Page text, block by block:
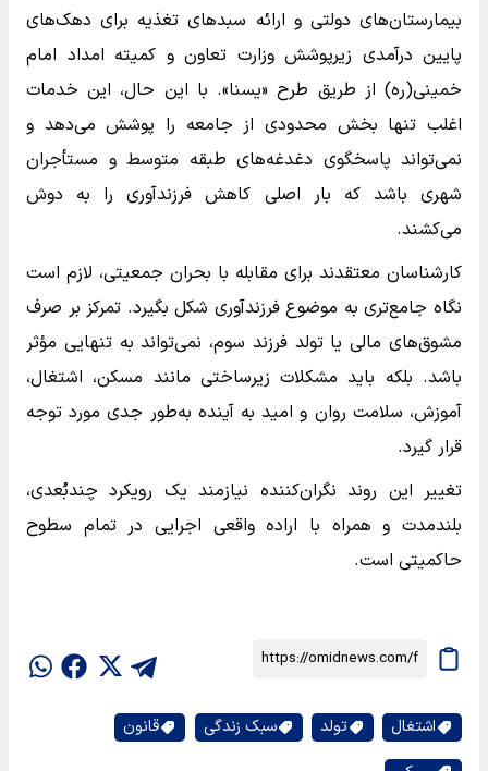
بیمارستان‌های دولتی و ارائه سبدهای تغذیه برای دهک‌های
پایین درآمدی زیرپوشش وزارت تعاون و کمیته امداد امام
خمینی(ره) از طریق طرح «یسنا». با این حال، این خدمات
اغلب تنها بخش محدودی از جامعه را پوشش می‌دهد و
نمی‌تواند پاسخگوی دغدغه‌های طبقه متوسط و مستأجران
شهری باشد که بار اصلی کاهش فرزندآوری را به دوش
می‌کشند.
کارشناسان معتقدند برای مقابله با بحران جمعیتی، لازم است
نگاه جامع‌تری به موضوع فرزندآوری شکل بگیرد. تمرکز بر صرف
مشوق‌های مالی یا تولد فرزند سوم، نمی‌تواند به تنهایی مؤثر
باشد. بلکه باید مشکلات زیرساختی مانند مسکن، اشتغال،
آموزش، سلامت روان و امید به آینده به‌طور جدی مورد توجه
قرار گیرد.
تغییر این روند نگران‌کننده نیازمند یک رویکرد چندبُعدی،
بلندمدت و همراه با اراده واقعی اجرایی در تمام سطوح
حاکمیتی است.
اشتغال تولد سبک زندگی
قانون